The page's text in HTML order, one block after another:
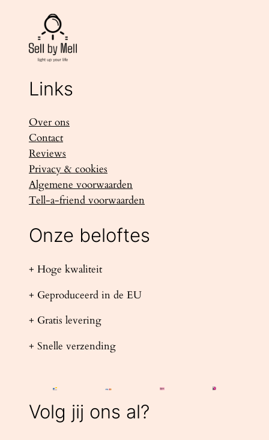
Links
Over ons
Contact
Reviews
Privacy & cookies
Algemene voorwaarden
Tell-a-friend voorwaarden
Onze beloftes
+ Hoge kwaliteit
+ Geproduceerd in de EU
+ Gratis levering
+ Snelle verzending
Volg jij ons al?